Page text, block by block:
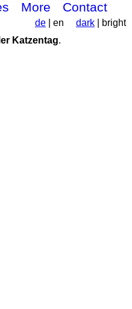
More Contact
de | en dark | bright
Katzentag.